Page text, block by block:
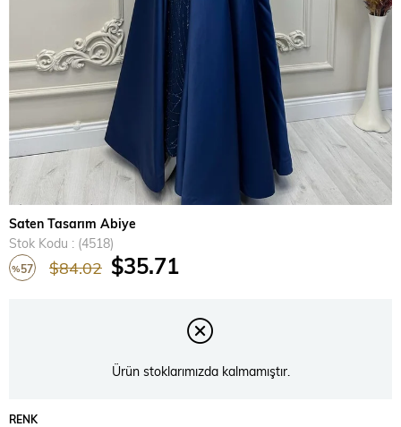
Saten Tasarım Abiye
Stok Kodu
(4518)
%57 $84.02 $35.71
Ürün stoklarımızda kalmamıştır.
RENK